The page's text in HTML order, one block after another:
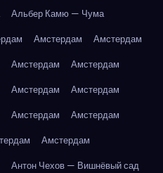
Альбер Камю — Чума
Амстердам
Амстердам
Амстердам
Амстердам
Амстердам
Амстердам
Амстердам
Амстердам
Амстердам
Антон Чехов — Вишнёвый сад